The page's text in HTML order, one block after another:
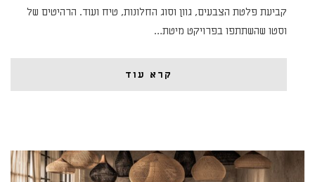
קביעת פלטת הצבעים, גוון וסוג החלונות, טיח ועוד. הרהיטים של
וסטו שהשתתפו בפרויקט מיטת…
קרא עוד